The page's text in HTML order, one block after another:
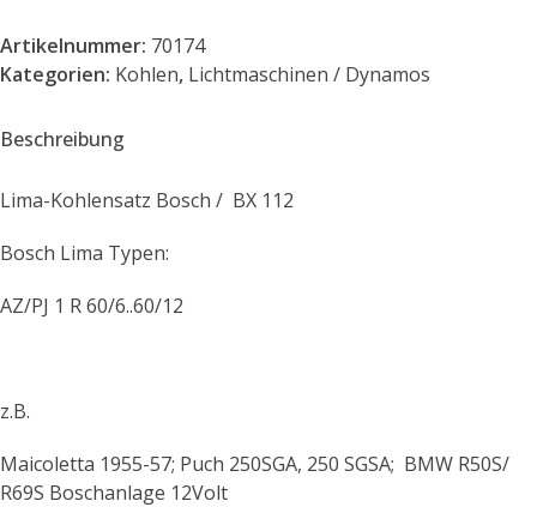
Artikelnummer: 70174
Kategorien: Kohlen, Lichtmaschinen / Dynamos
Beschreibung
Lima-Kohlensatz Bosch / BX 112
Bosch Lima Typen:
AZ/PJ 1 R 60/6..60/12
z.B.
Maicoletta 1955-57; Puch 250SGA, 250 SGSA; BMW R50S/
R69S Boschanlage 12Volt